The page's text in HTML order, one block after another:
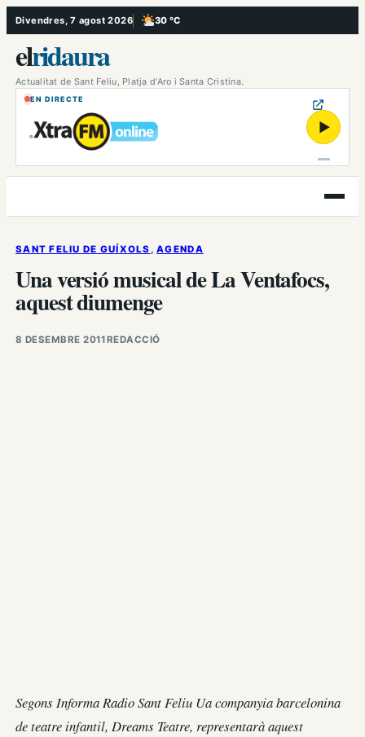
Vés
al
contingut
Divendres, 7 agost 2026 30 °C
, Poc ennuvolat
elridaura
Actualitat de Sant Feliu, Platja d’Aro i Santa Cristina.
EN DIRECTE
▶
Obre
el
SANT FELIU DE GUÍXOLS , AGENDA
Una versió musical de La Ventafocs,
aquest diumenge
8 DESEMBRE 2011REDACCIÓ
Segons Informa Radio Sant Feliu Ua companyia barcelonina
de teatre infantil, Dreams Teatre, representarà aquest